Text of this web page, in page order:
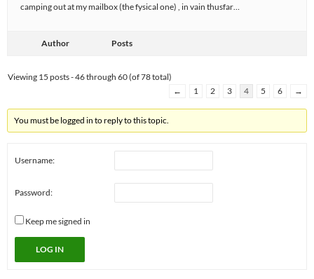
camping out at my mailbox (the fysical one) , in vain thusfar…
Author Posts
Viewing 15 posts - 46 through 60 (of 78 total)
←
1 2 3 4 5 6 →
You must be logged in to reply to this topic.
Username:
Password:
Keep me signed in
LOG IN